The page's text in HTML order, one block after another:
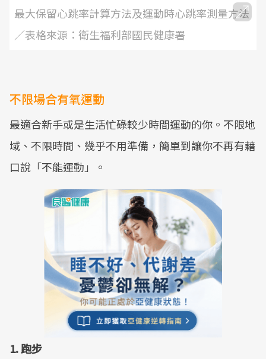
最大保留心跳率計算方法及運動時心跳率測量方法
／表格來源：衛生福利部國民健康署
不限場合有氧運動
最適合新手或是生活忙碌較少時間運動的你。不限地
域、不限時間、幾乎不用準備，簡單到讓你不再有藉
口說「不能運動」。
1. 跑步